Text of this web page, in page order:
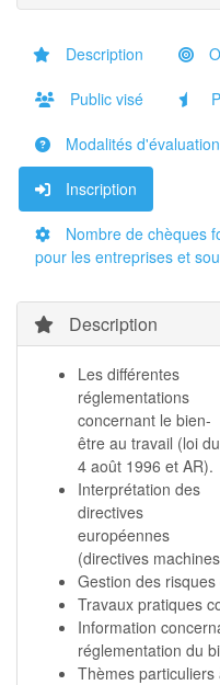
Description
Public visé
Modalités
Inscription
Nombre de chèques
pour les entreprises et
Description
Les différentes
réglementations
concernant le bien-
être au travail (loi du
4 août 1996 et AR).
Interprétation des
directives
européennes
(directives
Gestion des
Travaux pratiques
Information
réglementation du
Thèmes